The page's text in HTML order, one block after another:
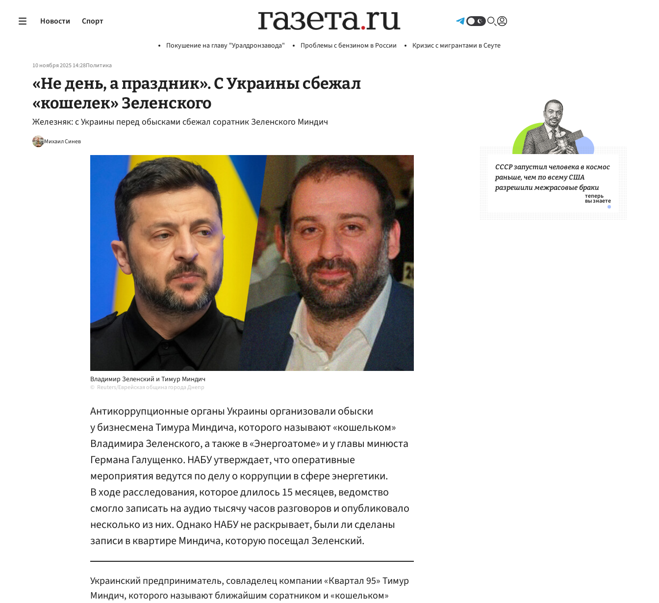
Новости Спорт
Покушение на главу "Уралдронзавода" Проблемы с бензином в России Кризис с мигрантами в Сеуте
10 ноября 2025 14:28Политика
«Не день, а праздник». С Украины сбежал
«кошелек» Зеленского
Железняк: с Украины перед обысками сбежал соратник Зеленского Миндич
Михаил Синев
Владимир Зеленский и Тимур Миндич
Reuters/Еврейская община города Днепр
Антикоррупционные органы Украины организовали обыски
у бизнесмена Тимура Миндича, которого называют «кошельком»
Владимира Зеленского, а также в «Энергоатоме» и у главы минюста
Германа Галущенко. НАБУ утверждает, что оперативные
мероприятия ведутся по делу о коррупции в сфере энергетики.
В ходе расследования, которое длилось 15 месяцев, ведомство
смогло записать на аудио тысячу часов разговоров и опубликовало
несколько из них. Однако НАБУ не раскрывает, были ли сделаны
записи в квартире Миндича, которую посещал Зеленский.
Украинский предприниматель, совладелец компании «Квартал 95» Тимур
Миндич, которого называют ближайшим соратником и «кошельком»
СССР запустил человека в космос
раньше, чем по всему США
разрешили межрасовые браки